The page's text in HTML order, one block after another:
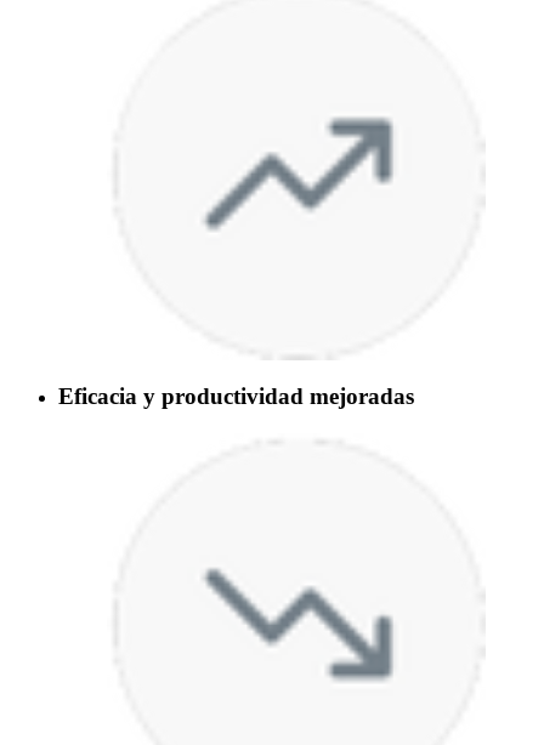
Eficacia y productividad mejoradas